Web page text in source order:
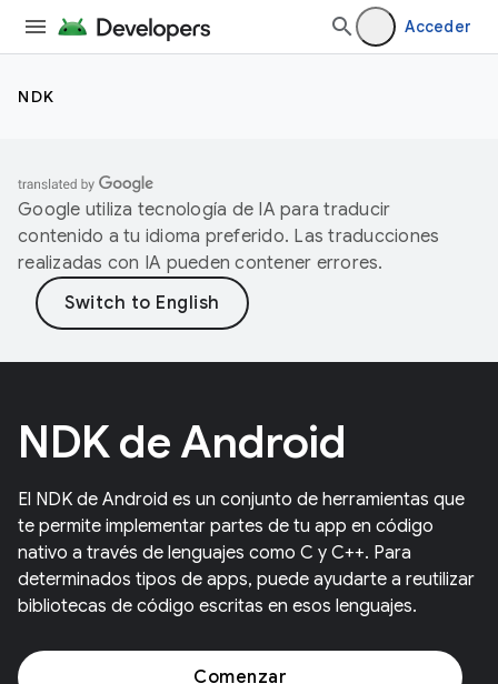
Acceder
NDK
Google utiliza tecnología de IA para traducir
contenido a tu idioma preferido. Las traducciones
realizadas con IA pueden contener errores.
NDK de Android
El NDK de Android es un conjunto de herramientas que
te permite implementar partes de tu app en código
nativo a través de lenguajes como C y C++. Para
determinados tipos de apps, puede ayudarte a reutilizar
bibliotecas de código escritas en esos lenguajes.
Comenzar